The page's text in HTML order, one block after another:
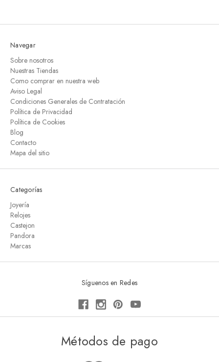
Navegar
Sobre nosotros
Nuestras Tiendas
Como comprar en nuestra web
Aviso Legal
Condiciones Generales de Contratación
Política de Privacidad
Política de Cookies
Blog
Contacto
Mapa del sitio
Categorías
Joyería
Relojes
Castejon
Pandora
Marcas
Síguenos en Redes
Métodos de pago